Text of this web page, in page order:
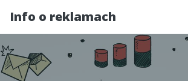
Info o reklamach